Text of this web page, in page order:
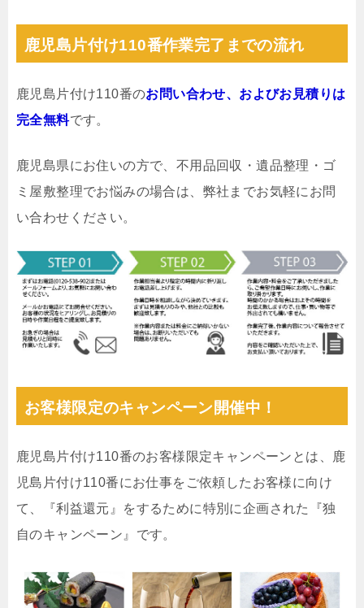
鹿児島片付け110番作業完了までの流れ
鹿児島片付け110番のお問い合わせ、およびお見積りは
完全無料です。
鹿児島県にお住いの方で、不用品回収・遺品整理・ゴ
ミ屋敷整理でお悩みの場合は、弊社までお気軽にお問
い合わせください。
お客様限定のキャンペーン開催中！
鹿児島片付け110番のお客様限定キャンペーンとは、鹿
児島片付け110番にお仕事をご依頼したお客様に向け
て、『利益還元』をするために特別に企画された『独
自のキャンペーン』です。